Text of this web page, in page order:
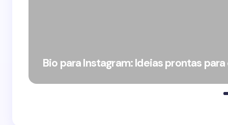
Bio para Instagram: Ideias prontas